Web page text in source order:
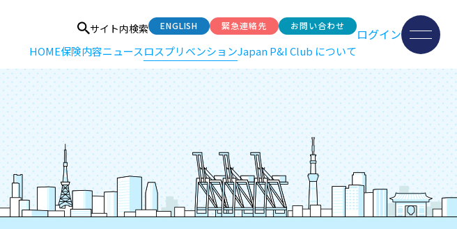
サイト内検索 ENGLISH 緊急連絡先 お問い合わせ
HOME保険内容ニュースロスプリベンションJapan P&I Club について
ログイン